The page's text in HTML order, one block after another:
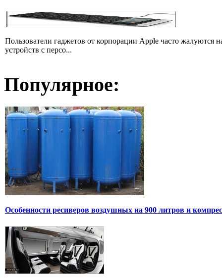
Пользователи гаджетов от корпорации Apple часто
устройств с персо...
Популярное:
Особенности ресиверов воздушных на 900 литров и компрес